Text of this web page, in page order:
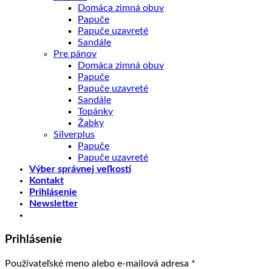
Domáca zimná obuv
Papuče
Papuče uzavreté
Sandále
Pre pánov
Domáca zimná obuv
Papuče
Papuče uzavreté
Sandále
Topánky
Žabky
Silverplus
Papuče
Papuče uzavreté
Výber správnej veľkosti
Kontakt
Prihlásenie
Newsletter
Prihlásenie
Používateľské meno alebo e-mailová adresa *